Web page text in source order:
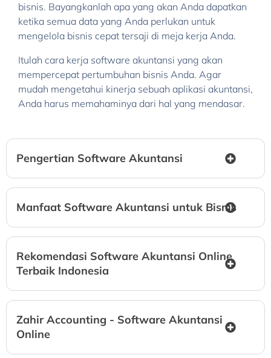
bisnis. Bayangkanlah apa yang akan Anda dapatkan
ketika semua data yang Anda perlukan untuk
mengelola bisnis cepat tersaji di meja kerja Anda.
Itulah cara kerja software akuntansi yang akan
mempercepat pertumbuhan bisnis Anda. Agar
mudah mengetahui kinerja sebuah aplikasi akuntansi,
Anda harus memahaminya dari hal yang mendasar.
Pengertian Software Akuntansi
Manfaat Software Akuntansi untuk Bisnis
Rekomendasi Software Akuntansi Online
Terbaik Indonesia
Zahir Accounting - Software Akuntansi
Online